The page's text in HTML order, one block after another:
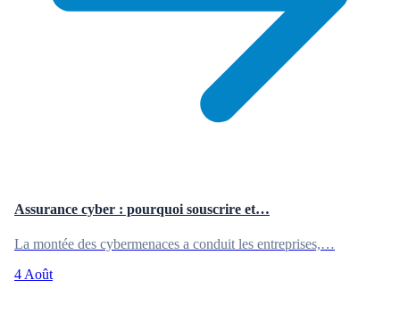
Assurance cyber : pourquoi souscrire et…
La montée des cybermenaces a conduit les entreprises,…
4 Août